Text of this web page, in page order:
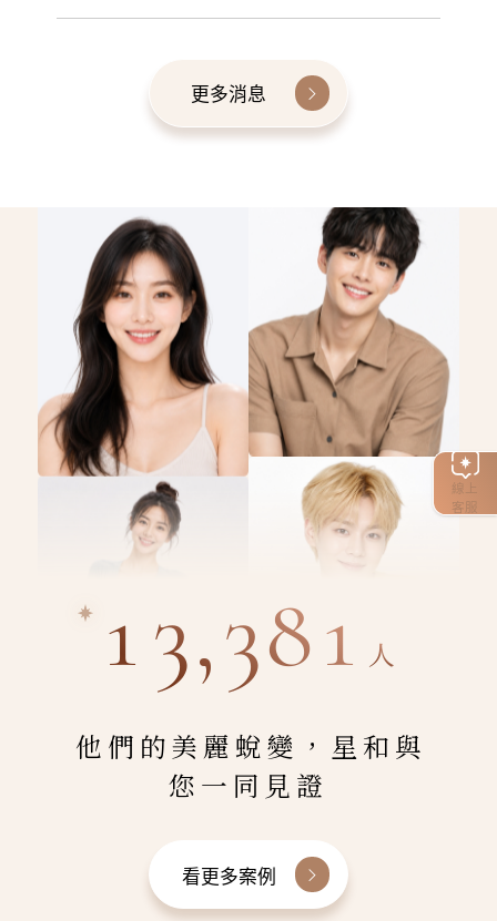
線上
客服
更多消息
13,381 人
他們的美麗蛻變，星和與
您一同見證
看更多案例